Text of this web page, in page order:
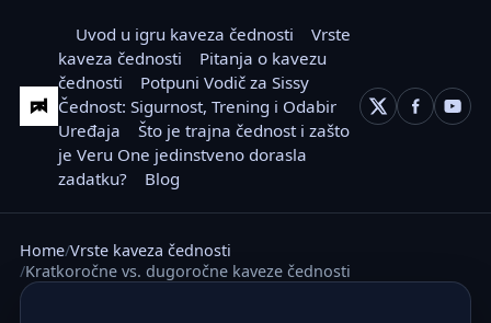
Uvod u igru kaveza čednosti
Vrste
kaveza čednosti
Pitanja o kavezu
čednosti
Potpuni Vodič za Sissy
Čednost: Sigurnost, Trening i Odabir
Uređaja
Što je trajna čednost i zašto
je Veru One jedinstveno dorasla
zadatku?
Blog
Home Vrste kaveza čednosti
Kratkoročne vs. dugoročne kaveze čednosti